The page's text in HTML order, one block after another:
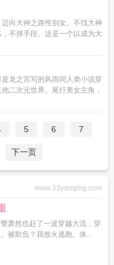
向大神之路性别女。不找大神
不择手段。这是一个以成为大
龙之宫写的风雨同人类小说穿
二次元世界。尾行美女主角，
5 6 7
下一页
www.33yanqing.com
萧然也赶了一波穿越大流，穿
被欺负？我放火逃跑。体...